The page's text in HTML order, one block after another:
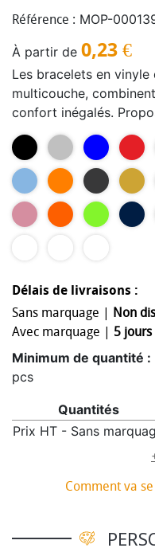
Référence : MOP-
À partir de 0,23 €
Les bracelets en
multicouche,
confort inégalés.
couleurs, ils s’ajustent
grâce à leur fermeture
une personnalisation
en impression digitale
blanc. Couleur du
Délais de livraisons :
Sans marquage | Non
Avec marquage | 5
Minimum de quantité :
pcs
Quantités
Prix HT - Sans
Comment va